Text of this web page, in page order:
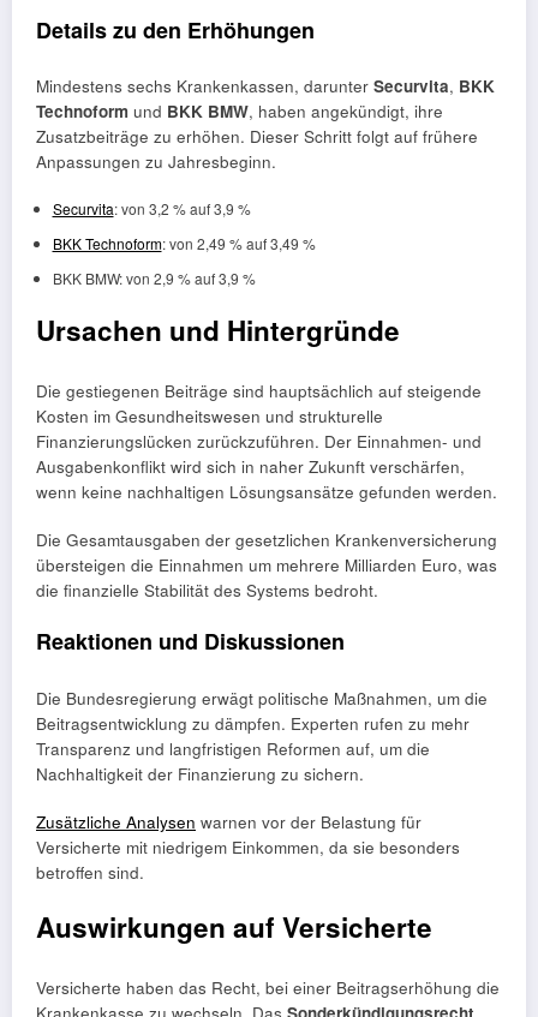
Details zu den Erhöhungen
Mindestens sechs Krankenkassen, darunter Securvita, BKK
Technoform und BKK BMW, haben angekündigt, ihre
Zusatzbeiträge zu erhöhen. Dieser Schritt folgt auf frühere
Anpassungen zu Jahresbeginn.
Securvita: von 3,2 % auf 3,9 %
BKK Technoform: von 2,49 % auf 3,49 %
BKK BMW: von 2,9 % auf 3,9 %
Ursachen und Hintergründe
Die gestiegenen Beiträge sind hauptsächlich auf steigende
Kosten im Gesundheitswesen und strukturelle
Finanzierungslücken zurückzuführen. Der Einnahmen- und
Ausgabenkonflikt wird sich in naher Zukunft verschärfen,
wenn keine nachhaltigen Lösungsansätze gefunden werden.
Die Gesamtausgaben der gesetzlichen Krankenversicherung
übersteigen die Einnahmen um mehrere Milliarden Euro, was
die finanzielle Stabilität des Systems bedroht.
Reaktionen und Diskussionen
Die Bundesregierung erwägt politische Maßnahmen, um die
Beitragsentwicklung zu dämpfen. Experten rufen zu mehr
Transparenz und langfristigen Reformen auf, um die
Nachhaltigkeit der Finanzierung zu sichern.
Zusätzliche Analysen warnen vor der Belastung für
Versicherte mit niedrigem Einkommen, da sie besonders
betroffen sind.
Auswirkungen auf Versicherte
Versicherte haben das Recht, bei einer Beitragserhöhung die
Krankenkasse zu wechseln. Das Sonderkündigungsrecht